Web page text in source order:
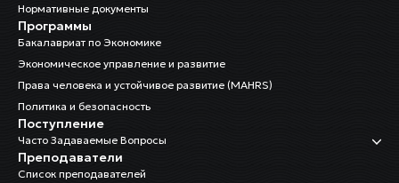
Нормативные документы
Программы
Бакалавриат по Экономике
Экономическое управление и развитие
Права человека и устойчивое развитие (MAHRS)
Политика и безопасность
Поступление
Часто Задаваемые Вопросы
Преподаватели
Список преподавателей